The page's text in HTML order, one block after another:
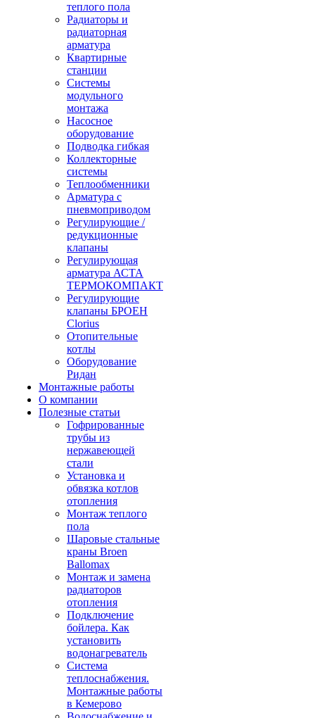
теплого пола
Радиаторы и
радиаторная
арматура
Квартирные
станции
Системы
модульного
монтажа
Насосное
оборудование
Подводка гибкая
Коллекторные
системы
Теплообменники
Арматура с
пневмоприводом
Регулирующие /
редукционные
клапаны
Регулирующая
арматура АСТА
ТЕРМОКОМПАКТ
Регулирующие
клапаны БРОЕН
Clorius
Отопительные
котлы
Оборудование
Ридан
Монтажные работы
О компании
Полезные статьи
Гофрированные
трубы из
нержавеющей
стали
Установка и
обвязка котлов
отопления
Монтаж теплого
пола
Шаровые стальные
краны Broen
Ballomax
Монтаж и замена
радиаторов
отопления
Подключение
бойлера. Как
установить
водонагреватель
Система
теплоснабжения.
Монтажные работы
в Кемерово